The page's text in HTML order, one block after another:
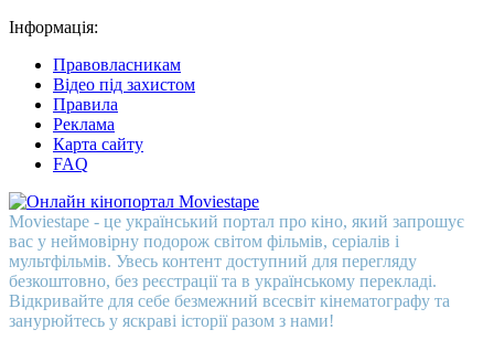
Інформація:
Правовласникам
Відео під захистом
Правила
Реклама
Карта сайту
FAQ
Moviestape - це український портал про кіно, який запрошує
вас у неймовірну подорож світом фільмів, серіалів і
мультфільмів. Увесь контент доступний для перегляду
безкоштовно, без реєстрації та в українському перекладі.
Відкривайте для себе безмежний всесвіт кінематографу та
занурюйтесь у яскраві історії разом з нами!